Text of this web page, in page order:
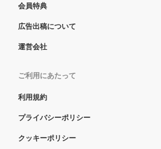
会員特典
広告出稿について
運営会社
ご利用にあたって
利用規約
プライバシーポリシー
クッキーポリシー